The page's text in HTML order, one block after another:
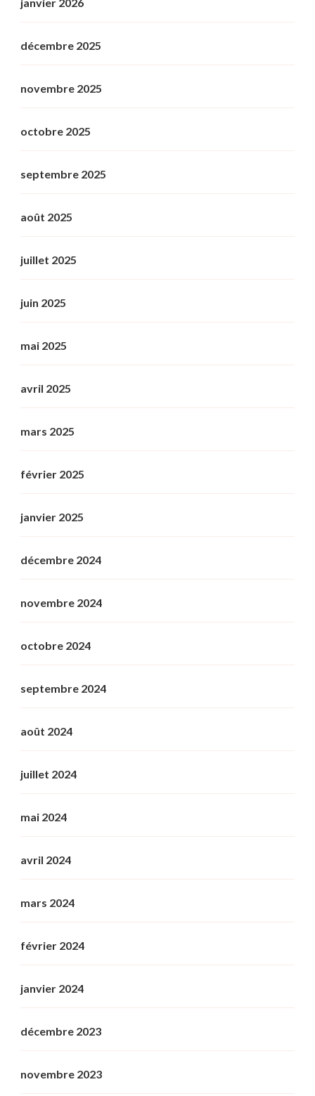
janvier 2026
décembre 2025
novembre 2025
octobre 2025
septembre 2025
août 2025
juillet 2025
juin 2025
mai 2025
avril 2025
mars 2025
février 2025
janvier 2025
décembre 2024
novembre 2024
octobre 2024
septembre 2024
août 2024
juillet 2024
mai 2024
avril 2024
mars 2024
février 2024
janvier 2024
décembre 2023
novembre 2023